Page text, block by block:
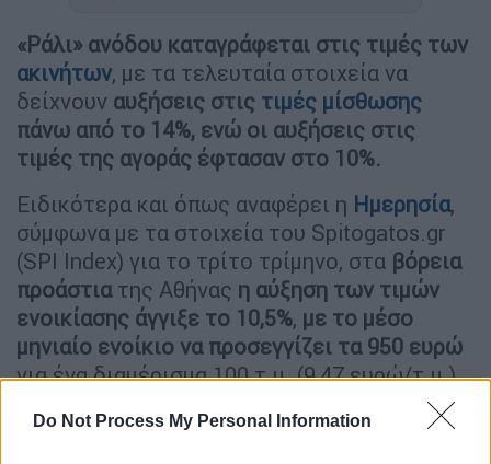
Do Not Process My Personal Information
«Ράλι» ανόδου καταγράφεται στις τιμές των
ακινήτων, με τα τελευταία στοιχεία να
δείχνουν αυξήσεις στις τιμές μίσθωσης
πάνω από το 14%, ενώ οι αυξήσεις στις
τιμές της αγοράς έφτασαν στο 10%.
Ειδικότερα και όπως αναφέρει η Ημερησία,
σύμφωνα με τα στοιχεία του Spitogatos.gr
(SPI Index) για το τρίτο τρίμηνο, στα βόρεια
προάστιατης Αθήνας η αύξηση των τιμών
ενοικίασης άγγιξε το 10,5%, με το μέσο
μηνιαίο ενοίκιο να προσεγγίζει τα 950 ευρώ
για ένα διαμέρισμα 100 τ.μ. (9,47 ευρώ/τ.μ.).
τρίμηνο δεν ξεπερνούσε τα 880 ευρώ, ενώ